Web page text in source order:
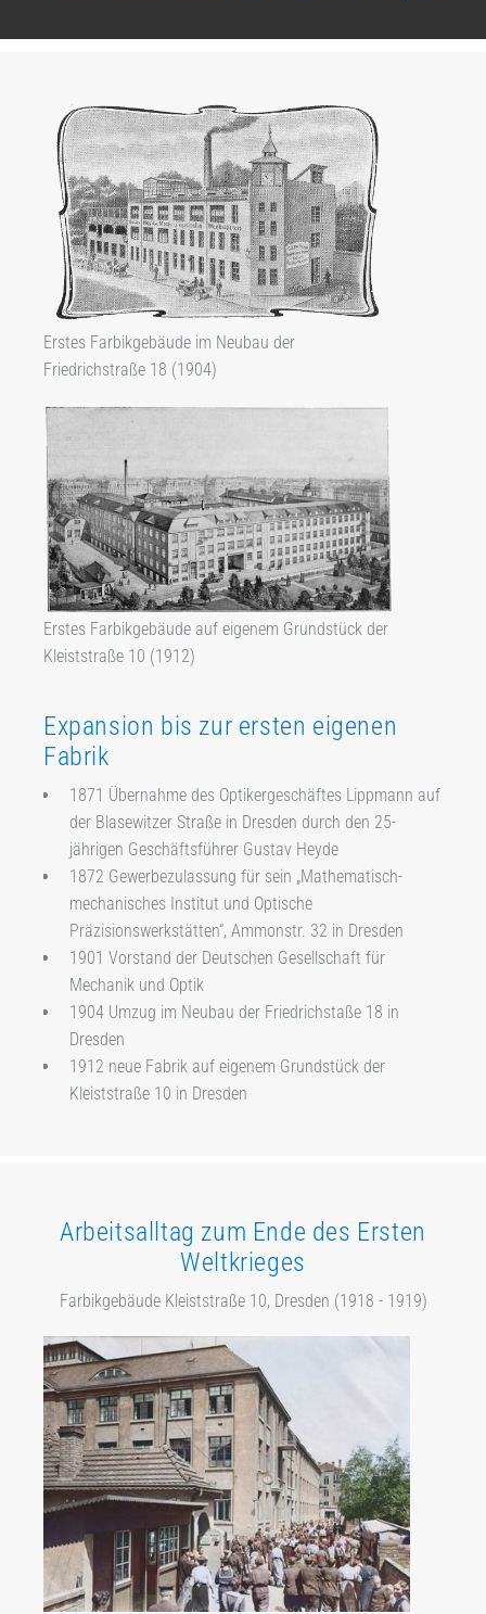
Erstes Farbikgebäude im Neubau der
Friedrichstraße 18 (1904)
Erstes Farbikgebäude auf eigenem Grundstück der
Kleiststraße 10 (1912)
Expansion bis zur ersten eigenen
Fabrik
1871 Übernahme des Optikergeschäftes Lippmann auf
der Blasewitzer Straße in Dresden durch den 25-
jährigen Geschäftsführer Gustav Heyde
1872 Gewerbezulassung für sein „Mathematisch-
mechanisches Institut und Optische
Präzisionswerkstätten“, Ammonstr. 32 in Dresden
1901 Vorstand der Deutschen Gesellschaft für
Mechanik und Optik
1904 Umzug im Neubau der Friedrichstaße 18 in
Dresden
1912 neue Fabrik auf eigenem Grundstück der
Kleiststraße 10 in Dresden
Arbeitsalltag zum Ende des Ersten
Weltkrieges
Farbikgebäude Kleiststraße 10, Dresden (1918 - 1919)